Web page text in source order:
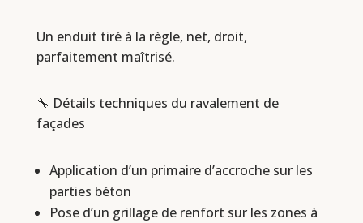
Un enduit tiré à la règle, net, droit,
parfaitement maîtrisé.
🔧 Détails techniques du ravalement de
façades
Application d’un primaire d’accroche sur les
parties béton
Pose d’un grillage de renfort sur les zones à